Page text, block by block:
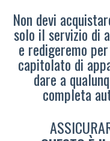
Non devi
solo il servizio di
e redigeremo
capitolato di
dare a
completa